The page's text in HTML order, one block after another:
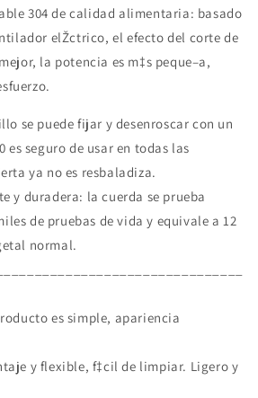
304 de calidad alimentaria: basado
elŽctrico, el efecto del corte de
la potencia es m‡s peque–a,
se puede fijar y desenroscar con un
es seguro de usar en todas las
ya no es resbaladiza.
y duradera: la cuerda se prueba
de pruebas de vida y equivale a 12
normal.
es simple, apariencia
y flexible, f‡cil de limpiar. Ligero y
y paga a meses
de crédito
producto al carrito y
de Mercado Pago,elige
y confirma.
a mescon saldo disponible,
medios.
sujeto a aprobación.
Consulta nuestraAyuda.